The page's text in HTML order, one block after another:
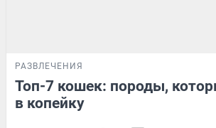
РАЗВЛЕЧЕНИЯ
Топ-7 кошек: породы,
в копейку